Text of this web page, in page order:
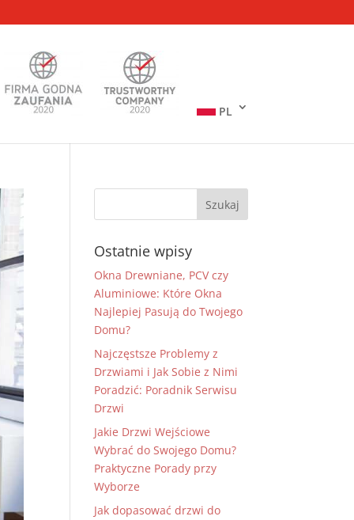
PL
Ostatnie wpisy
Okna Drewniane, PCV czy
Aluminiowe: Które Okna
Najlepiej Pasują do Twojego
Domu?
Najczęstsze Problemy z
Drzwiami i Jak Sobie z Nimi
Poradzić: Poradnik Serwisu
Drzwi
Jakie Drzwi Wejściowe
Wybrać do Swojego Domu?
Praktyczne Porady przy
Wyborze
Jak dopasować drzwi do